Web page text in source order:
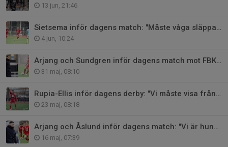
13 jun, 21:46
Sietsema inför dagens match: "Måste våga släppa loss"
4 jun, 10:24
Arjang och Sundgren inför dagens match mot FBK Karlstad
31 maj, 08:10
Rupia-Ellis inför dagens derby: "Vi måste visa från minut ett"
23 maj, 08:18
Arjang och Åslund inför dagens match: "Vi är hungriga"
16 maj, 07:39